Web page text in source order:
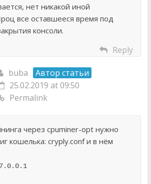
нет никакой иной
все оставшееся время под
консоли.
Reply
buba
Автор статьи
25.02.2019 at 09:50
Permalink
через cpuminer-opt нужно
кошелька: cryply.conf и в нём